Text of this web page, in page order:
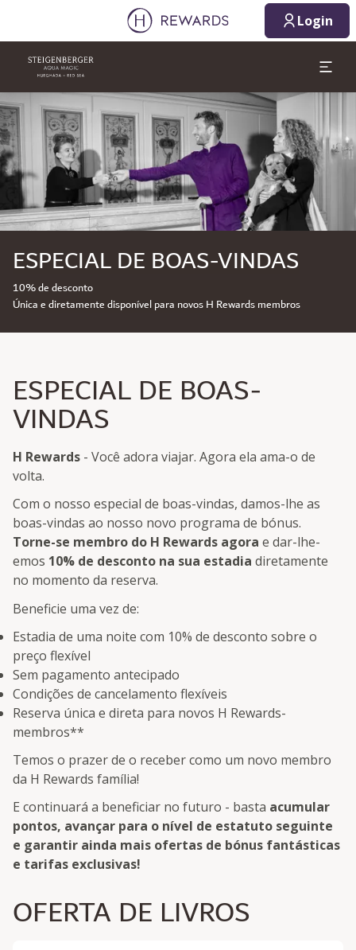
Login
Diapositivo 1 de 1
ESPECIAL DE BOAS-VINDAS
10% de desconto
Única e diretamente disponível para novos H Rewards membros
ESPECIAL DE BOAS-
VINDAS
H Rewards - Você adora viajar. Agora ela ama-o de
volta.
Com o nosso especial de boas-vindas, damos-lhe as
boas-vindas ao nosso novo programa de bónus.
Torne-se membro do H Rewards agora e dar-lhe-
emos 10% de desconto na sua estadia diretamente
no momento da reserva.
Beneficie uma vez de:
Estadia de uma noite com 10% de desconto sobre o
preço flexível
Sem pagamento antecipado
Condições de cancelamento flexíveis
Reserva única e direta para novos H Rewards-
membros**
Temos o prazer de o receber como um novo membro
da H Rewards família!
E continuará a beneficiar no futuro - basta acumular
pontos, avançar para o nível de estatuto seguinte
e garantir ainda mais ofertas de bónus fantásticas
e tarifas exclusivas!
OFERTA DE LIVROS